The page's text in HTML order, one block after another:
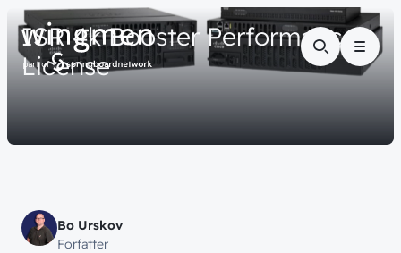
Menu
ISR 4k Booster Performance
License
Bo Urskov
Forfatter